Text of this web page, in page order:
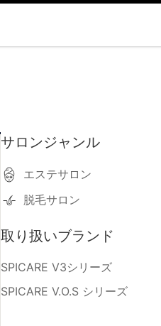
サロンジャンル
エステサロン
脱毛サロン
取り扱いブランド
SPICARE V3シリーズ
SPICARE V.O.S シリーズ